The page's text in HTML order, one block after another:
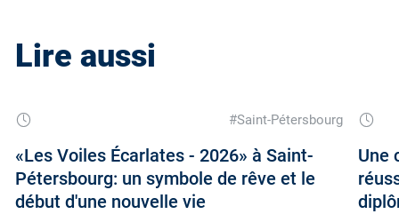
Lire aussi
#Saint-Pétersbourg
«Les Voiles Écarlates - 2026» à Saint-
Pétersbourg: un symbole de rêve et le
début d'une nouvelle vie
Une